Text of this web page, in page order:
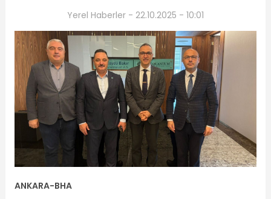
Yerel Haberler - 22.10.2025 - 10:01
ANKARA-BHA